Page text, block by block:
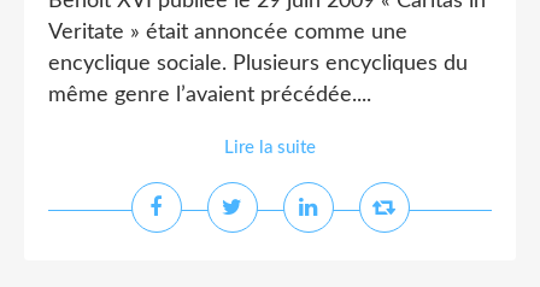
Veritate » était annoncée comme une
encyclique sociale. Plusieurs encycliques du
même genre l’avaient précédée....
Lire la suite